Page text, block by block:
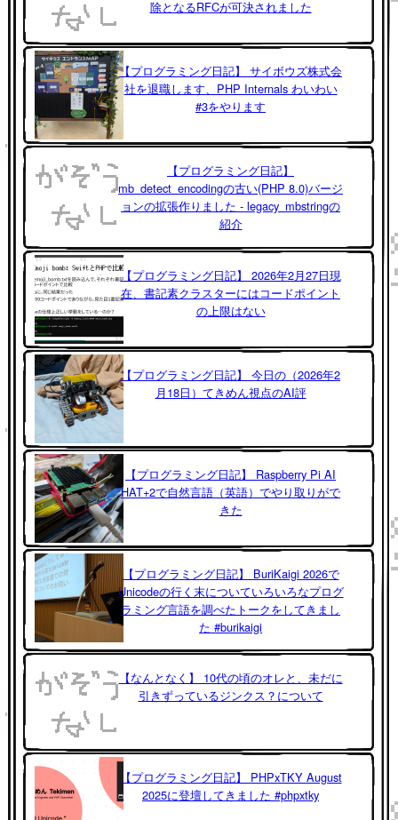
除となるRFCが可決されました
【プログラミング日記】 サイボウズ株式会
社を退職します、PHP Internals わいわい
#3をやります
【プログラミング日記】
mb_detect_encodingの古い(PHP 8.0)バージ
ョンの拡張作りました - legacy_mbstringの
紹介
【プログラミング日記】 2026年2月27日現
在、書記素クラスターにはコードポイント
の上限はない
【プログラミング日記】 今日の（2026年2
月18日）てきめん視点のAI評
【プログラミング日記】 Raspberry Pi AI
HAT+2で自然言語（英語）でやり取りがで
きた
【プログラミング日記】 BuriKaigi 2026で
Unicodeの行く末についていろいろなプログ
ラミング言語を調べたトークをしてきまし
た #burikaigi
【なんとなく】 10代の頃のオレと、未だに
引きずっているジンクス？について
【プログラミング日記】 PHPxTKY August
2025に登壇してきました #phpxtky